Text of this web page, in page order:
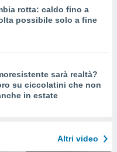
rotta: caldo fino a
possibile solo a fine
sarà realtà?
su ciccolatini che non
in estate
Altri video